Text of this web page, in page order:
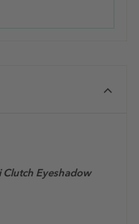
Clutch Eyeshadow